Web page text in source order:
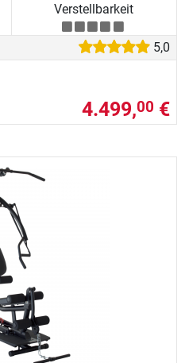
Verstellbarkeit
5,0
4.499,00 €